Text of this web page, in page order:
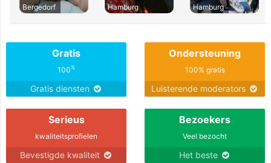
Bergedorf
Hamburg
Hamburg
Gratis
100%
Gratis diensten
Ondersteuning
100% gratis
Luisterende moderators
Serieus
kwaliteitsprofielen
Bevestigde kwaliteit
Bezoekers
Veel bezocht
Het beste